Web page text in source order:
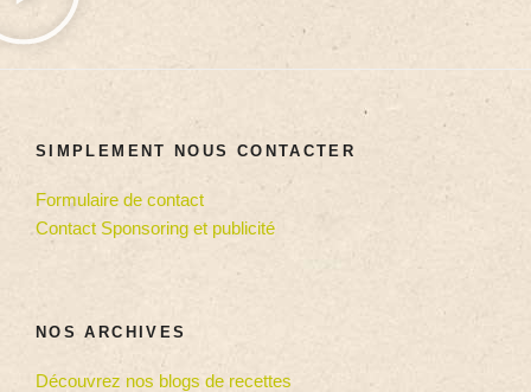
SIMPLEMENT NOUS CONTACTER
Formulaire de contact
Contact Sponsoring et publicité
NOS ARCHIVES
Découvrez nos blogs de recettes